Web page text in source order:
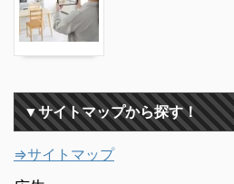
▼サイトマップから探す！
⇒サイトマップ